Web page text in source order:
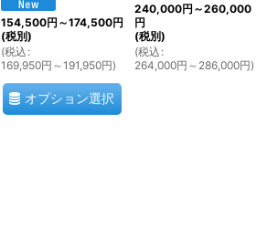
154,500円 ～174,500円
(税別)
(税込 :
169,950円 ～191,950円)
オプション選択
240,000円 ～260,000
円
(税別)
(税込 :
264,000円 ～286,000円)